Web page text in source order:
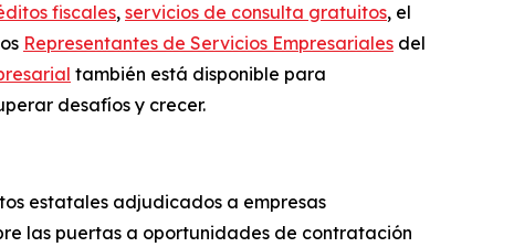
fiscales, servicios de consulta gratuitos, el
Representantes de Servicios Empresariales del
también está disponible para
desafíos y crecer.
estatales adjudicados a empresas
las puertas a oportunidades de contratación